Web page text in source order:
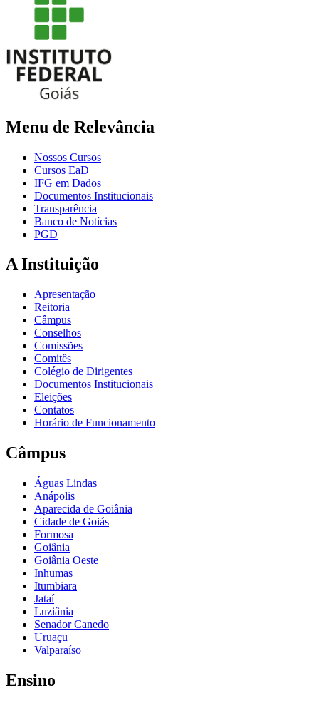
Menu de Relevância
Nossos Cursos
Cursos EaD
IFG em Dados
Documentos Institucionais
Transparência
Banco de Notícias
PGD
A Instituição
Apresentação
Reitoria
Câmpus
Conselhos
Comissões
Comitês
Colégio de Dirigentes
Documentos Institucionais
Eleições
Contatos
Horário de Funcionamento
Câmpus
Águas Lindas
Anápolis
Aparecida de Goiânia
Cidade de Goiás
Formosa
Goiânia
Goiânia Oeste
Inhumas
Itumbiara
Jataí
Luziânia
Senador Canedo
Uruaçu
Valparaíso
Ensino